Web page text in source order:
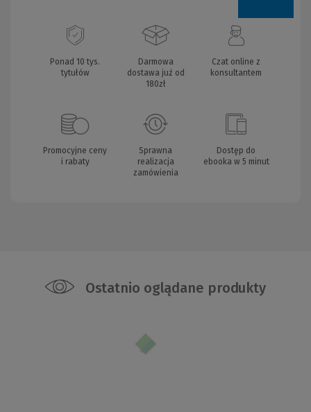
Ponad 10 tys.
tytułów
Darmowa
dostawa już od
180zł
Czat online z
konsultantem
Promocyjne ceny
i rabaty
Sprawna
realizacja
zamówienia
Dostęp do
ebooka w 5 minut
Ostatnio oglądane produkty